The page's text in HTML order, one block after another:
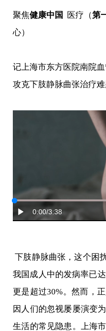
聚焦健康中国 医疗（第
心）
记上海市东方医院南院
攻克下肢静脉曲张治疗难
0:00/3:38
下肢静脉曲张，这个困
我国成人中的发病率已达
更是超过30%。然而，
因人们的忽视屡屡演变
生活的常见隐患。上海